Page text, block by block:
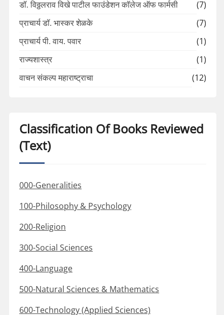
डॉ. विठ्ठलराव विखे पाटील फाउंडेशन कॉलेज ऑफ फार्मसी
(7)
प्राचार्य डॉ. भास्कर शेळके
(7)
प्राचार्य पी. वाय. पवार
(1)
राज्यशास्त्र
(1)
वाचन संकल्प महाराष्ट्राचा
(12)
Classification Of Books Reviewed
(Text)
000-Generalities
100-Philosophy & Psychology
200-Religion
300-Social Sciences
400-Language
500-Natural Sciences & Mathematics
600-Technology (Applied Sciences)